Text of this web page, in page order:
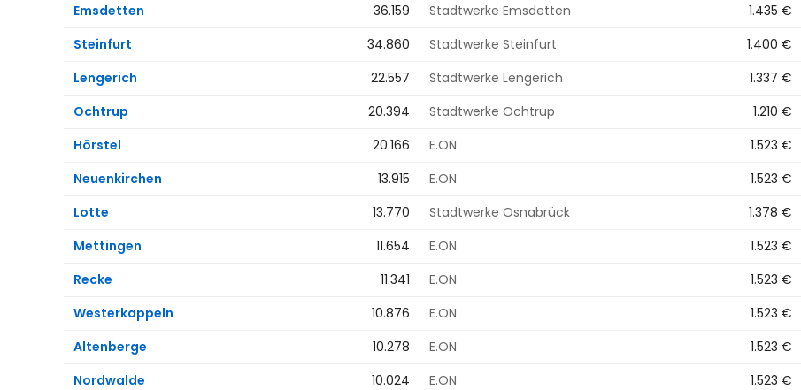
Emsdetten
36.159 Stadtwerke Emsdetten 1.435 €
Steinfurt
34.860 Stadtwerke Steinfurt 1.400 €
Lengerich
22.557 Stadtwerke Lengerich 1.337 €
Ochtrup
20.394 Stadtwerke Ochtrup 1.210 €
Hörstel
20.166 E.ON 1.523 €
Neuenkirchen
13.915 E.ON 1.523 €
Lotte
13.770 Stadtwerke Osnabrück 1.378 €
Mettingen
11.654 E.ON 1.523 €
Recke
11.341 E.ON 1.523 €
Westerkappeln
10.876 E.ON 1.523 €
Altenberge
10.278 E.ON 1.523 €
Nordwalde
10.024 E.ON 1.523 €